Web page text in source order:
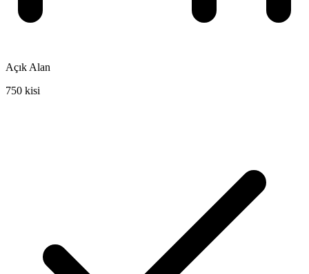
Açık Alan
750 kisi